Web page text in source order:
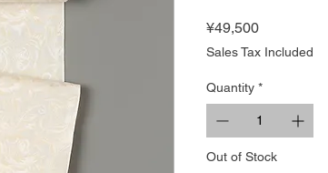
¥49,500Price
Sales Tax Included
Quantity *
Out of Stock